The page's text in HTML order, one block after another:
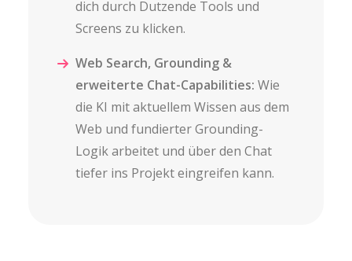
dich durch Dutzende Tools und
Screens zu klicken.
Web Search, Grounding &
erweiterte Chat-Capabilities: Wie
die KI mit aktuellem Wissen aus dem
Web und fundierter Grounding-
Logik arbeitet und über den Chat
tiefer ins Projekt eingreifen kann.